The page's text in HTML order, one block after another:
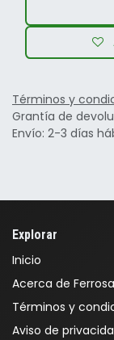
Términos y
Grantía de
Envío: 2-3 días
Explorar
Inicio
Acerca de Ferrosa
Términos y
Aviso de